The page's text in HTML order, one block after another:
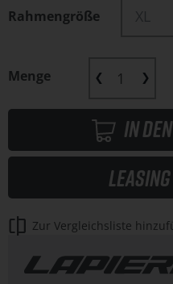
Rahmengröße
Menge
In
Zur Vergleichsliste